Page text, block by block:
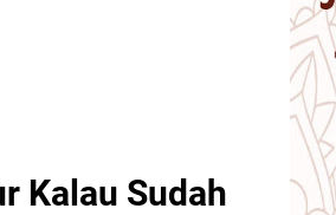
Kalau Sudah